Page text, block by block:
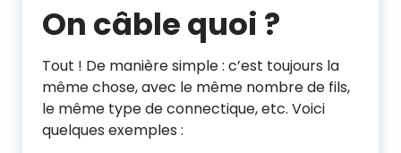
On câble quoi ?
Tout ! De manière simple : c’est toujours la
même chose, avec le même nombre de fils,
le même type de connectique, etc. Voici
quelques exemples :